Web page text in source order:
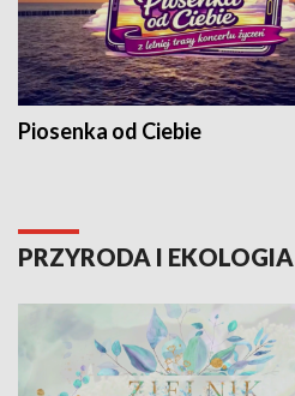
Piosenka od Ciebie
PRZYRODA I EKOLOGIA